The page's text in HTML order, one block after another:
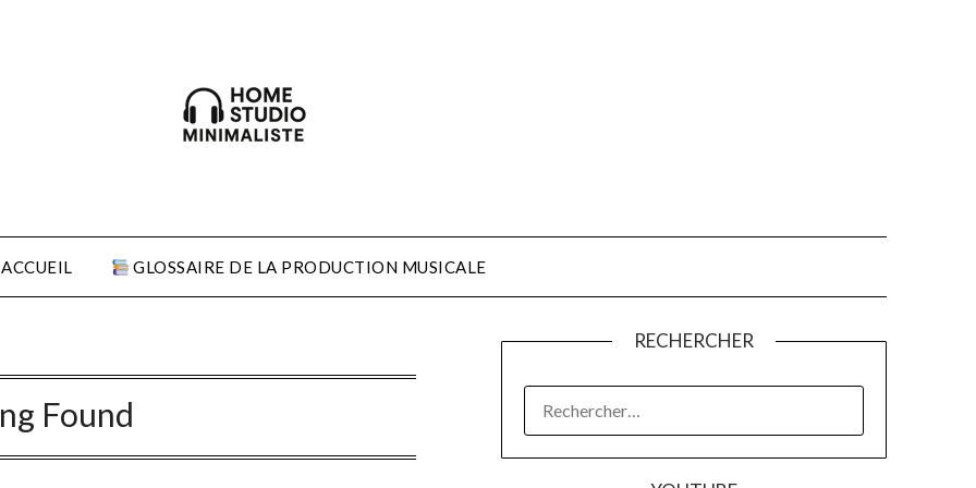
ACCUEIL GLOSSAIRE DE LA PRODUCTION MUSICALE
Found
RECHERCHER